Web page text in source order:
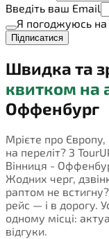
Введіть ваш Email
Я погоджуюсь на
Підписатися
Швидка та
квитком на
Оффенбург
Мрієте про Європу,
на переліт? З
Вінниця -
Жодних черг,
раптом не
рейс — і в дорогу.
одному місці:
відгуки.